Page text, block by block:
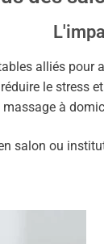
alliés pour
le stress
à
salon ou